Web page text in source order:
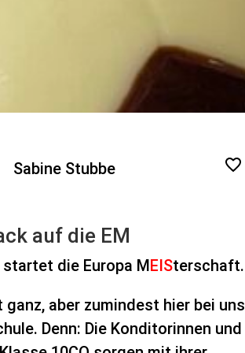
Sabine Stubbe
auf die EM
die Europa MEISterschaft.
ganz, aber zumindest hier bei uns
Denn: Die Konditorinnen und